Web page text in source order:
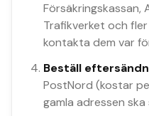
Försäkringskassan,
Trafikverket och
kontakta dem var
Beställ
PostNord (kostar
gamla adressen ska